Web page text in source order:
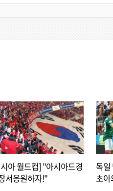
아 월드컵] "아시아드경
서응원하자!"
독
초